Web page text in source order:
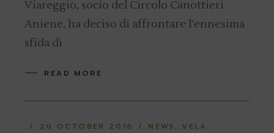
Viareggio, socio del Circolo Canottieri
Aniene, ha deciso di affrontare l’ennesima
sfida di
READ MORE
20 OCTOBER 2016 NEWS VELA